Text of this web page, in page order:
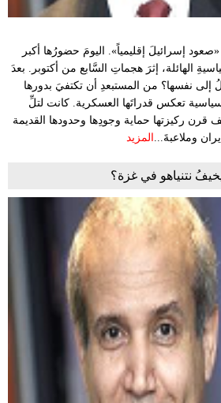
إسرائيلَ إقليمياً». اليومَ حضورُها أكبر
الهائلة، إثرَ هجماتِ السَّابع من أكتوبر. بعدَ
إلى نفسها؟ من المستبعدِ أن تكتفيَ بدورها
تعكس قدراتَها العسكرية. كانت لتلِّ
ركيزتها حماية وجودِها وحدودها القديمة
وملاعبةَ... المزيد
نتنياهو في غزة؟